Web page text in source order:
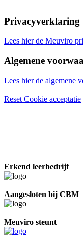
Privacyverklaring
Lees hier de Meuviro
Algemene
Lees hier de algemene
Reset Cookie acceptatie
Erkend leerbedrijf
Aangesloten bij CBM
Meuviro steunt